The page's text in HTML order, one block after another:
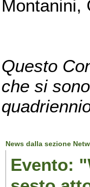
Montanini,
Questo
che si
News dalla sezione
Evento: